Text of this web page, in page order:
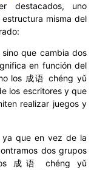
destacados, uno
misma del
que cambia dos
en función del
los 成语 chéng yǔ
los escritores y que
realizar juegos y
que en vez de la
dos grupos
成语 chéng yǔ